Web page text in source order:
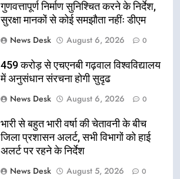
गुणवत्तापूर्ण निर्माण सुनिश्चित करने के निर्देश,
सुरक्षा मानकों से कोई समझौता नहींः डीएम
News Desk
August 6, 2026 0
459 करोड़ से एचएनबी गढ़वाल विश्वविद्यालय
में अनुसंधान संरचना होगी सुदृढ
News Desk
August 6, 2026 0
भारी से बहुत भारी वर्षा की चेतावनी के बीच
जिला प्रशासन अलर्ट, सभी विभागों को हाई
अलर्ट पर रहने के निर्देश
News Desk
August 5, 2026 0